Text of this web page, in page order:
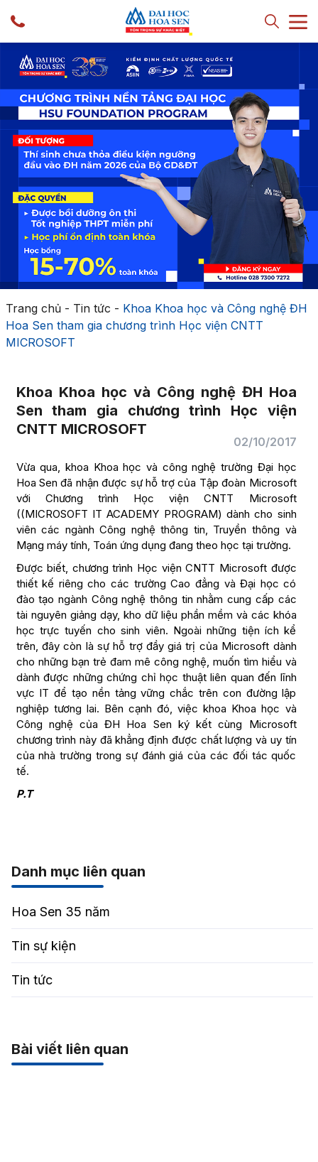
Trang chủ- Tin tức - Khoa Khoa học và Công nghệ ĐH
Hoa Sen tham gia chương trình Học viện CNTT
MICROSOFT
Khoa Khoa học và Công nghệ ĐH Hoa
Sen tham gia chương trình Học viện
CNTT MICROSOFT
02/10/2017
Vừa qua, khoa Khoa học và công nghệ trường Đại học
Hoa Sen đã nhận được sự hỗ trợ của Tập đoàn Microsoft
với Chương trình Học viện CNTT Microsoft
((MICROSOFT IT ACADEMY PROGRAM) dành cho sinh
viên các ngành Công nghệ thông tin, Truyền thông và
Mạng máy tính, Toán ứng dụng đang theo học tại trường.
Được biết, chương trình Học viện CNTT Microsoft được
thiết kế riêng cho các trường Cao đẳng và Đại học có
đào tạo ngành Công nghệ thông tin nhằm cung cấp các
tài nguyên giảng dạy, kho dữ liệu phần mềm và các khóa
học trực tuyến cho sinh viên. Ngoài những tiện ích kể
trên, đây còn là sự hỗ trợ đầy giá trị của Microsoft dành
cho những bạn trẻ đam mê công nghệ, muốn tìm hiểu và
dành được những chứng chỉ học thuật liên quan đến lĩnh
vực IT để tạo nền tảng vững chắc trên con đường lập
nghiệp tương lai. Bên cạnh đó, việc khoa Khoa học và
Công nghệ của ĐH Hoa Sen ký kết cùng Microsoft
chương trình này đã khẳng định được chất lượng và uy tín
của nhà trường trong sự đánh giá của các đối tác quốc
tế.
P.T
Danh mục liên quan
Hoa Sen 35 năm
Tin sự kiện
Tin tức
Bài viết liên quan